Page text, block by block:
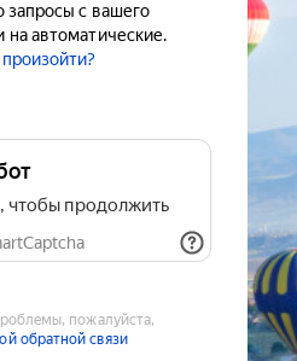
запросы с вашего
на автоматические.
чтобы продолжить
пожалуйста,
обратной связи